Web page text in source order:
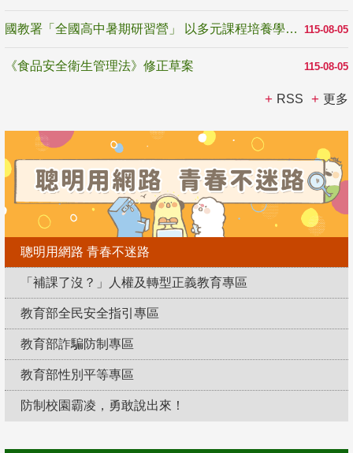
115-08-05
國教署「全國高中暑期研習營」 以多元課程培養學生瞭解誠信專業與倫理價值
115-08-05
《食品安全衛生管理法》修正草案
RSS 更多
聰明用網路 青春不迷路
「補課了沒？」人權及轉型正義教育專區
教育部全民安全指引專區
教育部詐騙防制專區
教育部性別平等專區
防制校園霸凌，勇敢說出來！